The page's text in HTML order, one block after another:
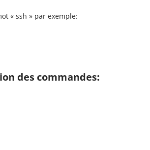
« ssh » par exemple:
des commandes: